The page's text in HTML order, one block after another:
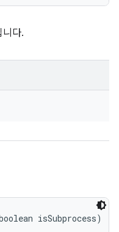
니다.
isSubprocess)